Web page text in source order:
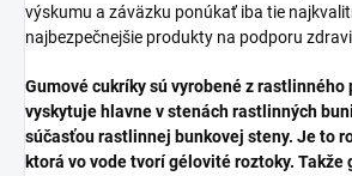
výskumu a záväzku ponúkať iba tie
najbezpečnejšie produkty na podporu
Gumové cukríky sú vyrobené z rastlinného
vyskytuje hlavne v stenách rastlinných
súčasťou rastlinnej bunkovej steny. Je to
ktorá vo vode tvorí gélovité roztoky. Takže